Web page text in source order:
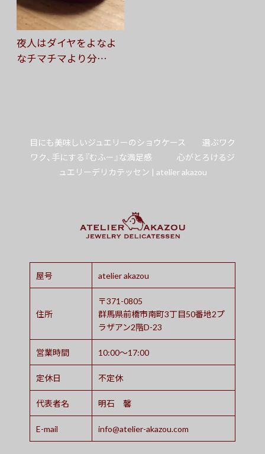
夜人はダイヤをよなよ
なチマチマより分…
目にも美味しいジュエリーのショウケース 選ぶワク
ワク、手にする『むふー』な満足感 心がとろけるジ
ュエリーデリカテッセン | atelier akazou
屋号 atelier akazou
住所
〒371-0805
群馬県前橋市南町3丁目50番地2プ
ラザアン2階D-23
営業時間 10:00～17:00
定休日 不定休
代表者名 明石 馨
E-mail info@atelier-akazou.com